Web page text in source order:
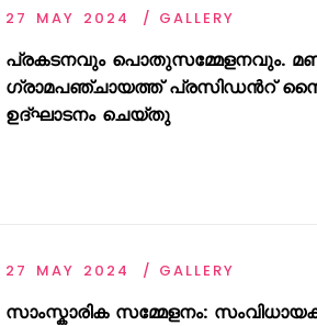
27 MAY 2024 GALLERY
പ്രകടനവും പൊതുസമ്മേളനവും.
ഗ്രാമപഞ്ചായത്ത് പ്രസിഡൻറ്
ഉദ്ഘാടനം ചെയ്തു
27 MAY 2024 GALLERY
സാംസ്കാരിക സമ്മേളനം: